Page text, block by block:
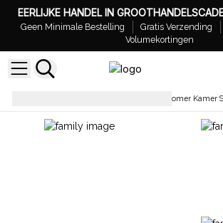
EERLIJKE HANDEL IN
Geen Minimale Bestelling Gratis Verzending
Volumekortingen
Groothandel Zomer Kamer